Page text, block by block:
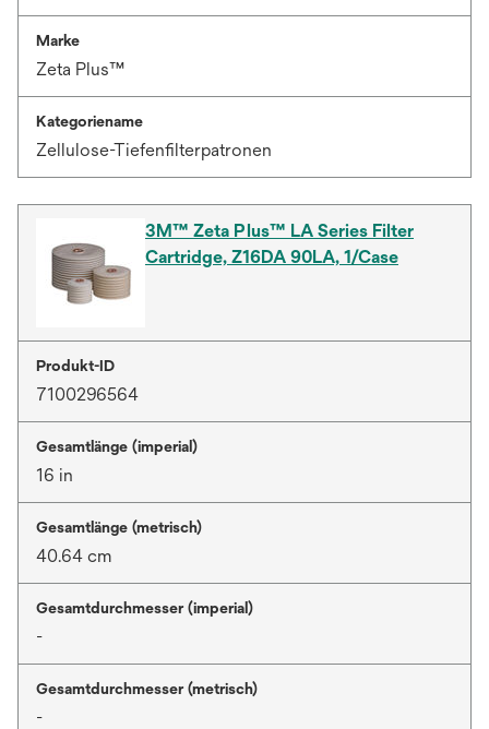
Marke
Zeta Plus™
Kategoriename
Zellulose-Tiefenfilterpatronen
3M™ Zeta Plus™ LA Series Filter
Cartridge, Z16DA 90LA, 1/Case
Produkt-ID
7100296564
Gesamtlänge (imperial)
16 in
Gesamtlänge (metrisch)
40.64 cm
Gesamtdurchmesser (imperial)
-
Gesamtdurchmesser (metrisch)
-